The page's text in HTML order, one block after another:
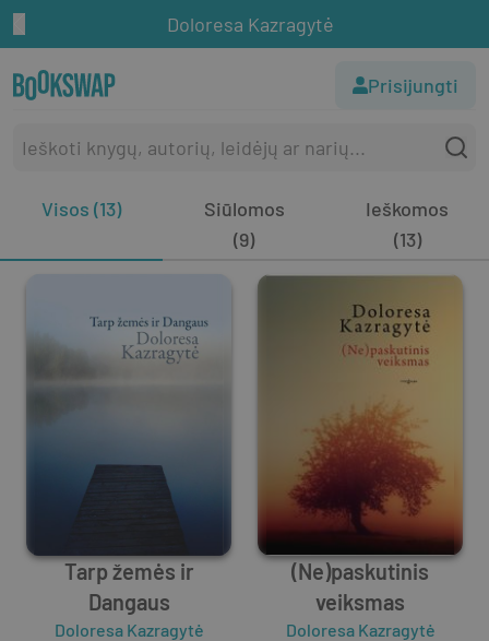
Doloresa Kazragytė
Prisijungti
Visos (13)
Siūlomos
(9)
Ieškomos
(13)
Tarp žemės ir
Dangaus
Doloresa Kazragytė
(Ne)paskutinis
veiksmas
Doloresa Kazragytė